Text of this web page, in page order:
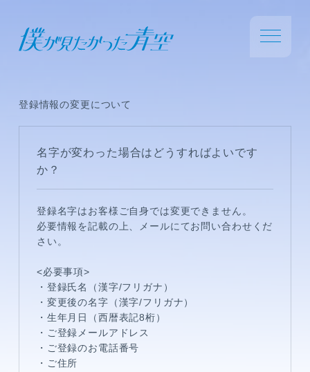
登録情報の変更について
名字が変わった場合はどうすればよいです
か？
登録名字はお客様ご自身では変更できません。
必要情報を記載の上、メールにてお問い合わせくだ
さい。
<必要事項>
・登録氏名（漢字/フリガナ）
・変更後の名字（漢字/フリガナ）
・生年月日（西暦表記8桁）
・ご登録メールアドレス
・ご登録のお電話番号
・ご住所